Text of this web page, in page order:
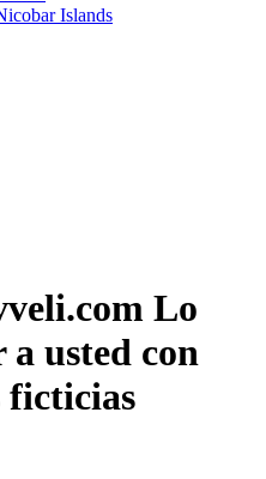
Islands
Lo
usted con
ficticias